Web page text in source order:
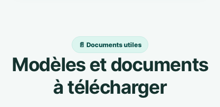
📄 Documents utiles
Modèles et documents
à télécharger